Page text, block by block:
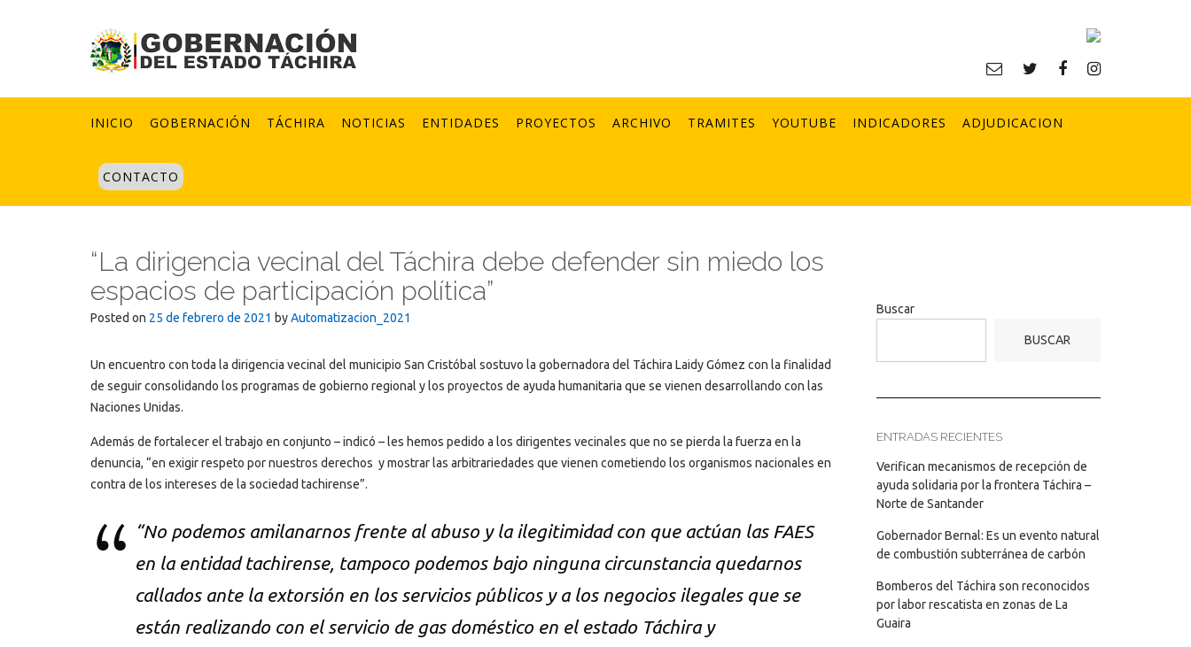
INICIO GOBERNACIÓN TÁCHIRA NOTICIAS ENTIDADES PROYECTOS ARCHIVO TRAMITES YOUTUBE INDICADORES ADJUDICACION
CONTACTO
“La dirigencia vecinal del Táchira debe defender sin miedo los
espacios de participación política”
Posted on 25 de febrero de 2021 byAutomatizacion_2021
Un encuentro con toda la dirigencia vecinal del municipio San Cristóbal sostuvo la gobernadora del Táchira Laidy Gómez con la finalidad
de seguir consolidando los programas de gobierno regional y los proyectos de ayuda humanitaria que se vienen desarrollando con las
Naciones Unidas.
Además de fortalecer el trabajo en conjunto – indicó – les hemos pedido a los dirigentes vecinales que no se pierda la fuerza en la
denuncia, “en exigir respeto por nuestros derechos y mostrar las arbitrariedades que vienen cometiendo los organismos nacionales en
contra de los intereses de la sociedad tachirense”.
“No podemos amilanarnos frente al abuso y la ilegitimidad con que actúan las FAES
en la entidad tachirense, tampoco podemos bajo ninguna circunstancia quedarnos
callados ante la extorsión en los servicios públicos y a los negocios ilegales que se
están realizando con el servicio de gas doméstico en el estado Táchira y
Buscar
BUSCAR
ENTRADAS RECIENTES
Verifican mecanismos de recepción de
ayuda solidaria por la frontera Táchira –
Norte de Santander
Gobernador Bernal: Es un evento natural
de combustión subterránea de carbón
Bomberos del Táchira son reconocidos
por labor rescatista en zonas de La
Guaira